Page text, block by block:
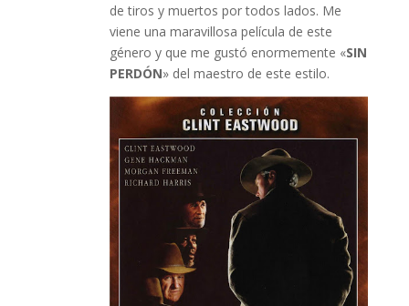
de tiros y muertos por todos lados. Me
viene una maravillosa película de este
género y que me gustó enormemente «SIN
PERDÓN» del maestro de este estilo.